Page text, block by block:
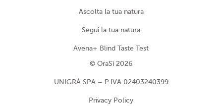
Ascolta la tua natura
Segui la tua natura
Avena+ Blind Taste Test
© OraSì 2026
UNIGRÀ SPA – P.IVA 02403240399
Privacy Policy